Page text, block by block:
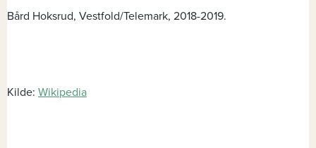
Bård Hoksrud, Vestfold/Telemark, 2018-2019.
Kilde: Wikipedia